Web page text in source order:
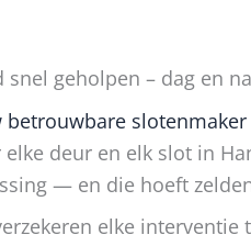
snel geholpen – dag en
betrouwbare
elke deur en elk slot in
— en die hoeft
elke interventie